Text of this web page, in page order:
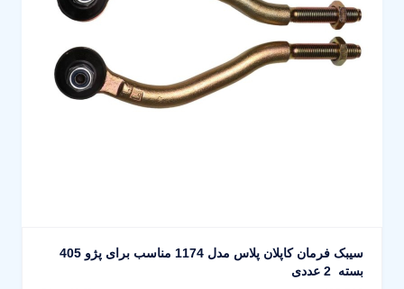
سیبک فرمان کاپلان پلاس مدل 1174 مناسب برای پژو 405
بسته 2 عددی